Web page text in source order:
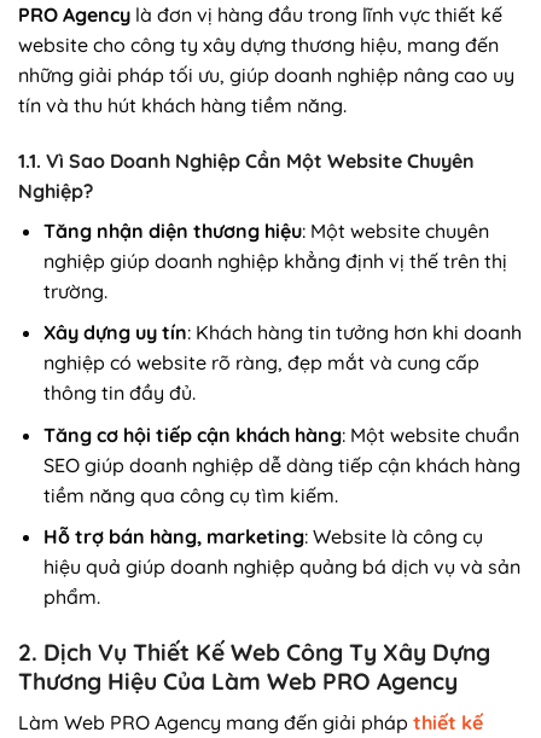
PRO Agency là đơn vị hàng đầu trong lĩnh vực thiết kế
website cho công ty xây dựng thương hiệu, mang đến
những giải pháp tối ưu, giúp doanh nghiệp nâng cao uy
tín và thu hút khách hàng tiềm năng.
1.1. Vì Sao Doanh Nghiệp Cần Một Website Chuyên
Nghiệp?
Tăng nhận diện thương hiệu: Một website chuyên
nghiệp giúp doanh nghiệp khẳng định vị thế trên thị
trường.
Xây dựng uy tín: Khách hàng tin tưởng hơn khi doanh
nghiệp có website rõ ràng, đẹp mắt và cung cấp
thông tin đầy đủ.
Tăng cơ hội tiếp cận khách hàng: Một website chuẩn
SEO giúp doanh nghiệp dễ dàng tiếp cận khách hàng
tiềm năng qua công cụ tìm kiếm.
Hỗ trợ bán hàng, marketing: Website là công cụ
hiệu quả giúp doanh nghiệp quảng bá dịch vụ và sản
phẩm.
2. Dịch Vụ Thiết Kế Web Công Ty Xây Dựng
Thương Hiệu Của Làm Web PRO Agency
Làm Web PRO Agency mang đến giải pháp thiết kế